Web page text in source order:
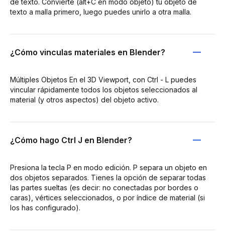
texto a malla primero, luego puedes unirlo a otra malla.
¿Cómo vinculas materiales en Blender?
Múltiples Objetos En el 3D Viewport, con Ctrl - L puedes
vincular rápidamente todos los objetos seleccionados al
material (y otros aspectos) del objeto activo.
¿Cómo hago Ctrl J en Blender?
Presiona la tecla P en modo edición. P separa un objeto en
dos objetos separados. Tienes la opción de separar todas
las partes sueltas (es decir: no conectadas por bordes o
caras), vértices seleccionados, o por índice de material (si
los has configurado).